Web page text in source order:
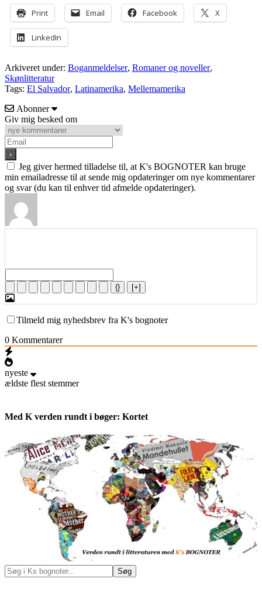
Print Email Facebook X
LinkedIn
Arkiveret under: Boganmeldelser, Romaner og noveller,
Skønlitteratur
Tags: El Salvador, Latinamerika, Mellemamerika
Abonner
Giv mig besked om
Jeg giver hermed tilladelse til, at K's BOGNOTER kan bruge
min emailadresse til at sende mig opdateringer om nye kommentarer
og svar (du kan til enhver tid afmelde opdateringer).
{} [+]
Tilmeld mig nyhedsbrev fra K's bognoter
0 Kommentarer
nyeste
ældste flest stemmer
Med K verden rundt i bøger: Kortet